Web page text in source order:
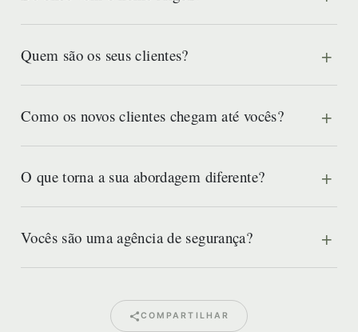
Quem são os seus clientes?
Como os novos clientes chegam até vocês?
O que torna a sua abordagem diferente?
Vocês são uma agência de segurança?
COMPARTILHAR